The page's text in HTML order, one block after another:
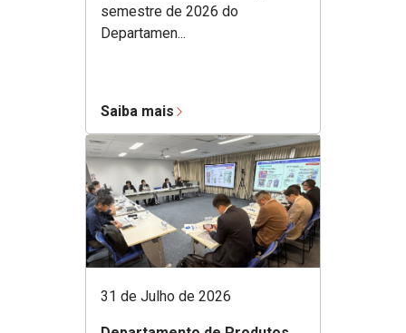
semestre de 2026 do
Departamen...
Saiba mais
31 de Julho de 2026